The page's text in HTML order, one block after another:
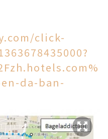
click-
da-ban-